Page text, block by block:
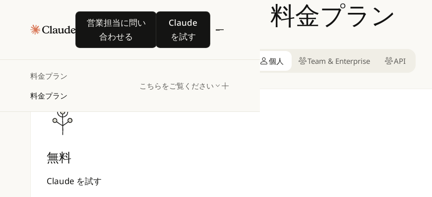
営業担当に問い
合わせる
営業担当に問い合わせる
Claude
を試す
Claude を試す
料金プラン
料金プラン
こちらをご覧ください
料金プラン
個人 Team & Enterprise API
無料
Claude を試す